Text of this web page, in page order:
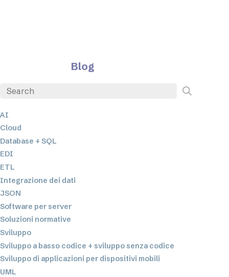
Blog
AI
Cloud
Database + SQL
EDI
ETL
Integrazione dei dati
JSON
Software per server
Soluzioni normative
Sviluppo
Sviluppo a basso codice + sviluppo senza codice
Sviluppo di applicazioni per dispositivi mobili
UML